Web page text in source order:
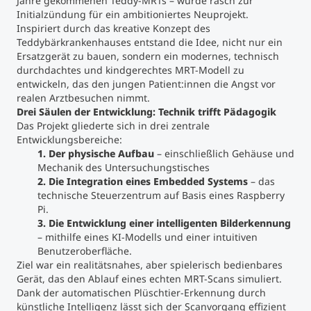
Executive Education Finder
Initialzündung für ein ambitioniertes Neuprojekt.
Inspiriert durch das kreative Konzept des
Teddybärkrankenhauses entstand die Idee, nicht nur ein
Ersatzgerät zu bauen, sondern ein modernes, technisch
durchdachtes und kindgerechtes MRT-Modell zu
entwickeln, das den jungen Patient:innen die Angst vor
realen Arztbesuchen nimmt.
Drei Säulen der Entwicklung: Technik trifft Pädagogik
Das Projekt gliederte sich in drei zentrale
Entwicklungsbereiche:
1. Der physische Aufbau – einschließlich Gehäuse und
Mechanik des Untersuchungstisches
2. Die Integration eines Embedded Systems – das
technische Steuerzentrum auf Basis eines Raspberry
Pi.
3. Die Entwicklung einer intelligenten Bilderkennung
– mithilfe eines KI-Modells und einer intuitiven
Benutzeroberfläche.
Ziel war ein realitätsnahes, aber spielerisch bedienbares
Gerät, das den Ablauf eines echten MRT-Scans simuliert.
Dank der automatischen Plüschtier-Erkennung durch
künstliche Intelligenz lässt sich der Scanvorgang effizient